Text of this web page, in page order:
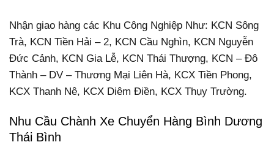
Nhận giao hàng các Khu Công Nghiệp Như: KCN Sông
Trà, KCN Tiền Hải – 2, KCN Cầu Nghìn, KCN Nguyễn
Đức Cảnh, KCN Gia Lễ, KCN Thái Thượng, KCN – Đô
Thành – DV – Thương Mại Liên Hà, KCX Tiền Phong,
KCX Thanh Nê, KCX Diêm Điền, KCX Thụy Trường.
Nhu Cầu Chành Xe Chuyển Hàng Bình Dương
Thái Bình